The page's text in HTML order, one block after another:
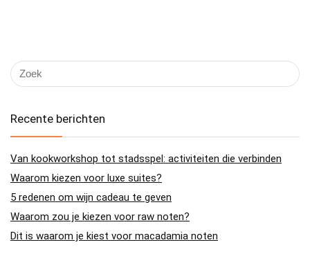
Recente berichten
Van kookworkshop tot stadsspel: activiteiten die verbinden
Waarom kiezen voor luxe suites?
5 redenen om wijn cadeau te geven
Waarom zou je kiezen voor raw noten?
Dit is waarom je kiest voor macadamia noten